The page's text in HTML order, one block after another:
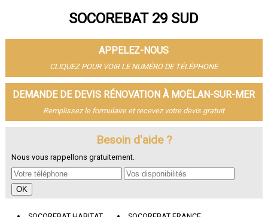
- Rénovation de maison à Morlaix
- Rénovation de maison à Landerneau
- Rénovation de maison à Guipavas
- Rénovation de maison à Plougastel-Daoulas
- Rénovation de maison à Plouzané
- Rénovation de maison à Quimperlé
- Rénovation de maison à Le Relecq-Kerhuon
- Rénovation de maison à Fouesnant
- Rénovation de maison à Pont-l'Abbé
- Rénovation de maison à Crozon
- Rénovation de maison à Ergué-Gabéric
- Rénovation de maison à Carhaix-Plouguer
- Rénovation de maison à Guilers
SOCOREBAT 29 SUD
APPELEZ-NOUS
CLIQUEZ POUR VOIR LE NUMÉRO DE TÉLÉPHONE
DEMANDE DE DEVIS RÉNOVATION À MOËLAN-SUR-MER
Remplissez le formulaire et recevez votre devis gratuit
Besoin d'aide ?
Nous vous rappellons gratuitement.